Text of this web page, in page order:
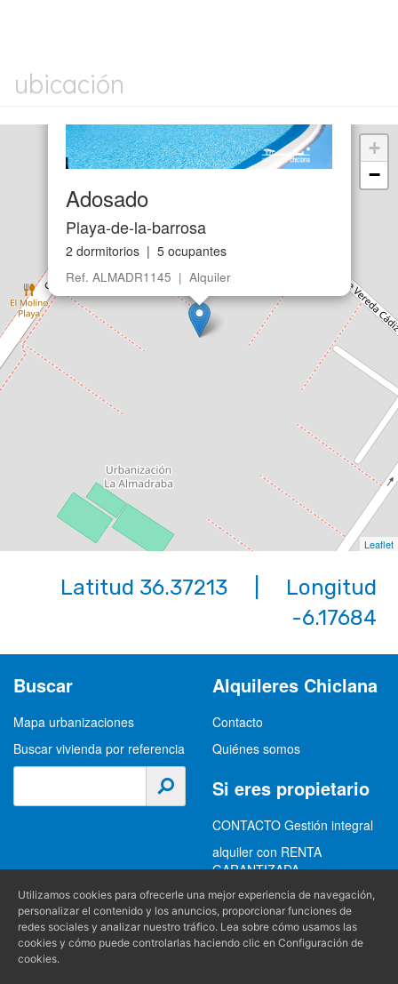
ubicación
Adosado
Playa-de-la-barrosa
2 dormitorios | 5 ocupantes
Ref. ALMADR1145 | Alquiler
+
−
Leaflet
Latitud 36.37213 | Longitud
-6.17684
Buscar
Mapa urbanizaciones
Buscar vivienda por referencia
Alquileres Chiclana
Contacto
Quiénes somos
Si eres propietario
CONTACTO Gestión integral
alquiler con RENTA
GARANTIZADA
GESTION INTEGRAL
ALQUILER
Información (+34) 956 489 403
Utilizamos cookies para ofrecerle una mejor experiencia de navegación,
personalizar el contenido y los anuncios, proporcionar funciones de
redes sociales y analizar nuestro tráfico. Lea sobre cómo usamos las
cookies y cómo puede controlarlas haciendo clic en Configuración de
cookies.